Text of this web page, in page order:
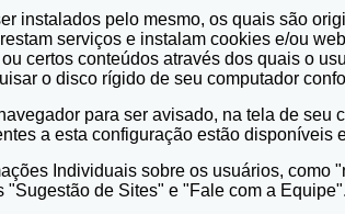
instalados pelo mesmo, os quais são
serviços e instalam cookies e/ou
certos conteúdos através dos quais o
o disco rígido de seu computador
para ser avisado, na tela de seu
a esta configuração estão disponíveis
Individuais sobre os usuários,
de Sites" e "Fale com a Equipe".